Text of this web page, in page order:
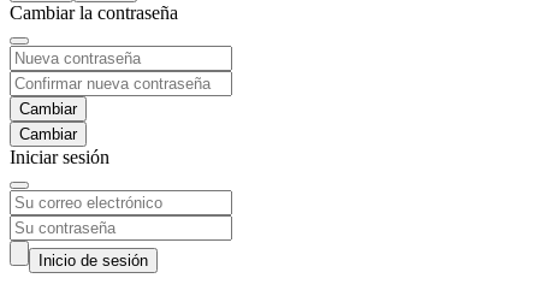
Cambiar la contraseña
Cambiar
Iniciar sesión
Inicio de sesión